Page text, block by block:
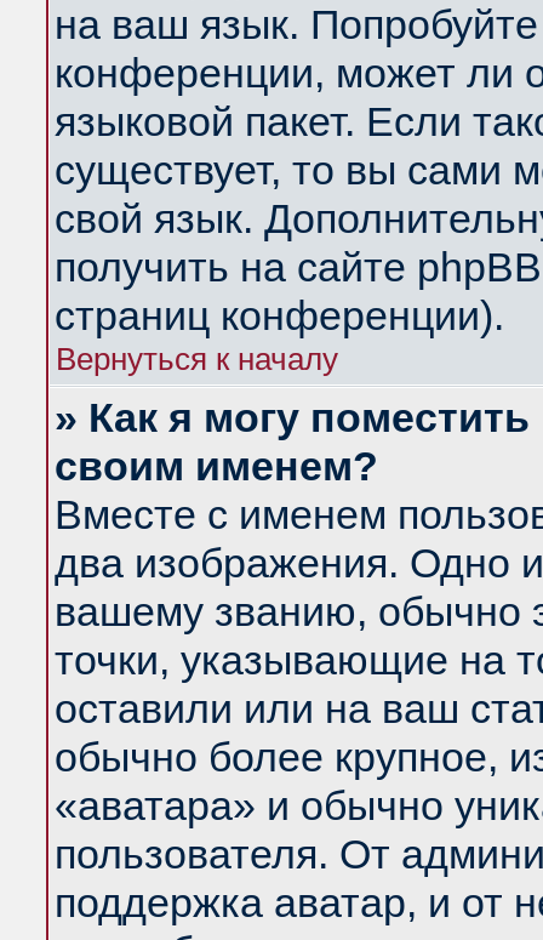
на ваш язык.
конференции, может ли
языковой пакет. Если
существует, то вы сами
свой язык.
получить на сайте
страниц конференции).
Вернуться к началу
» Как я могу
своим именем?
Вместе с именем
два изображения. Одно
вашему званию, обычно
точки, указывающие на
оставили или на ваш
обычно более крупное,
«аватара» и обычно
пользователя. От
поддержка аватар, и от